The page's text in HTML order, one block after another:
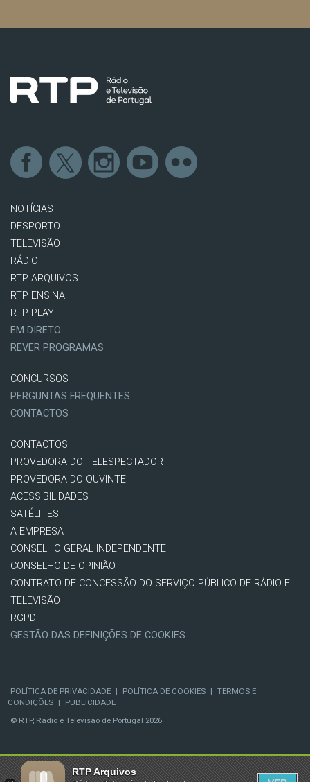
NOTÍCIAS
DESPORTO
TELEVISÃO
RÁDIO
RTP ARQUIVOS
RTP ENSINA
RTP PLAY
EM DIRETO
REVER PROGRAMAS
CONCURSOS
PERGUNTAS FREQUENTES
CONTACTOS
CONTACTOS
PROVEDORA DO TELESPECTADOR
PROVEDORA DO OUVINTE
ACESSIBILIDADES
SATÉLITES
A EMPRESA
CONSELHO GERAL INDEPENDENTE
CONSELHO DE OPINIÃO
CONTRATO DE CONCESSÃO DO SERVIÇO PÚBLICO DE RÁDIO E
TELEVISÃO
RGPD
GESTÃO DAS DEFINIÇÕES DE COOKIES
POLÍTICA DE PRIVACIDADE | POLÍTICA DE COOKIES | TERMOS E
CONDIÇÕES |
PUBLICIDADE
© RTP, Rádio e Televisão de Portugal 2026
RTP Arquivos